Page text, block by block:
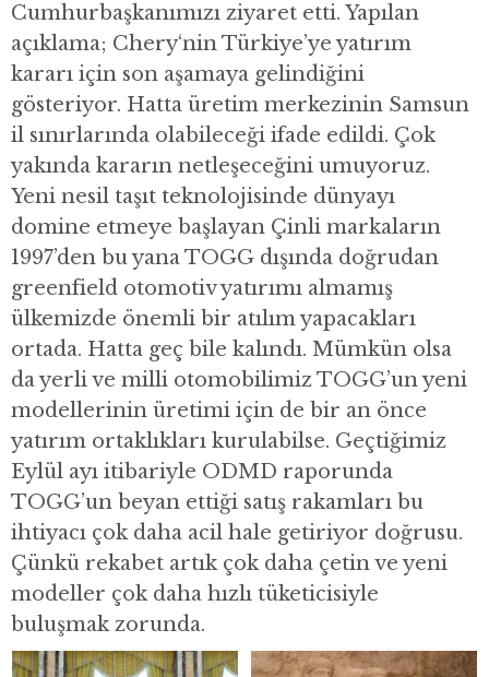
Cumhurbaşkanımızı ziyaret etti. Yapılan
açıklama; Chery‘nin Türkiye’ye yatırım
kararı için son aşamaya gelindiğini
gösteriyor. Hatta üretim merkezinin Samsun
il sınırlarında olabileceği ifade edildi. Çok
yakında kararın netleşeceğini umuyoruz.
Yeni nesil taşıt teknolojisinde dünyayı
domine etmeye başlayan Çinli markaların
1997’den bu yana TOGG dışında doğrudan
greenfield otomotiv yatırımı almamış
ülkemizde önemli bir atılım yapacakları
ortada. Hatta geç bile kalındı. Mümkün olsa
da yerli ve milli otomobilimiz TOGG’un yeni
modellerinin üretimi için de bir an önce
yatırım ortaklıkları kurulabilse. Geçtiğimiz
Eylül ayı itibariyle ODMD raporunda
TOGG’un beyan ettiği satış rakamları bu
ihtiyacı çok daha acil hale getiriyor doğrusu.
Çünkü rekabet artık çok daha çetin ve yeni
modeller çok daha hızlı tüketicisiyle
buluşmak zorunda.